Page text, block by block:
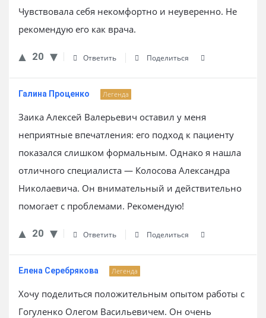
Чувствовала себя некомфортно и неуверенно. Не
рекомендую его как врача.
20 Ответить Поделиться
Галина Проценко Легенда
Заика Алексей Валерьевич оставил у меня
неприятные впечатления: его подход к пациенту
показался слишком формальным. Однако я нашла
отличного специалиста — Колосова Александра
Николаевича. Он внимательный и действительно
помогает с проблемами. Рекомендую!
20 Ответить Поделиться
Елена Серебрякова Легенда
Хочу поделиться положительным опытом работы с
Гогуленко Олегом Васильевичем. Он очень